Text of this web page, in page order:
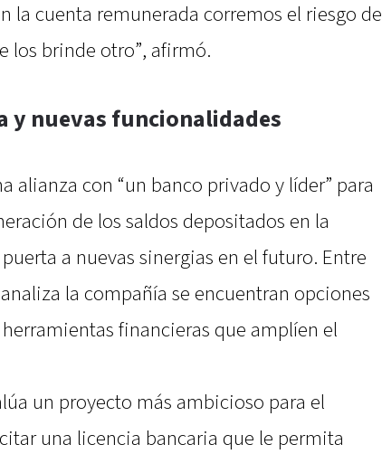
la cuenta remunerada corremos el riesgo de
los brinde otro”, afirmó.
y nuevas funcionalidades
alianza con “un banco privado y líder” para
de los saldos depositados en la
a nuevas sinergias en el futuro. Entre
la compañía se encuentran opciones
financieras que amplíen el
un proyecto más ambicioso para el
una licencia bancaria que le permita